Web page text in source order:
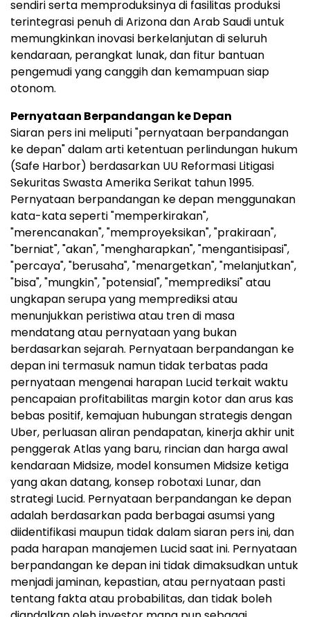
sendiri serta memproduksinya di fasilitas produksi
terintegrasi penuh di Arizona dan Arab Saudi untuk
memungkinkan inovasi berkelanjutan di seluruh
kendaraan, perangkat lunak, dan fitur bantuan
pengemudi yang canggih dan kemampuan siap
otonom.
Pernyataan Berpandangan ke Depan
Siaran pers ini meliputi "pernyataan berpandangan
ke depan" dalam arti ketentuan perlindungan hukum
(Safe Harbor) berdasarkan UU Reformasi Litigasi
Sekuritas Swasta Amerika Serikat tahun 1995.
Pernyataan berpandangan ke depan menggunakan
kata-kata seperti "memperkirakan",
"merencanakan", "memproyeksikan", "prakiraan",
"berniat", "akan", "mengharapkan", "mengantisipasi",
"percaya", "berusaha", "menargetkan", "melanjutkan",
"bisa", "mungkin", "potensial", "memprediksi" atau
ungkapan serupa yang memprediksi atau
menunjukkan peristiwa atau tren di masa
mendatang atau pernyataan yang bukan
berdasarkan sejarah. Pernyataan berpandangan ke
depan ini termasuk namun tidak terbatas pada
pernyataan mengenai harapan Lucid terkait waktu
pencapaian profitabilitas margin kotor dan arus kas
bebas positif, kemajuan hubungan strategis dengan
Uber, perluasan aliran pendapatan, kinerja akhir unit
penggerak Atlas yang baru, rincian dan harga awal
kendaraan Midsize, model konsumen Midsize ketiga
yang akan datang, konsep robotaxi Lunar, dan
strategi Lucid. Pernyataan berpandangan ke depan
adalah berdasarkan pada berbagai asumsi yang
diidentifikasi maupun tidak dalam siaran pers ini, dan
pada harapan manajemen Lucid saat ini. Pernyataan
berpandangan ke depan ini tidak dimaksudkan untuk
menjadi jaminan, kepastian, atau pernyataan pasti
tentang fakta atau probabilitas, dan tidak boleh